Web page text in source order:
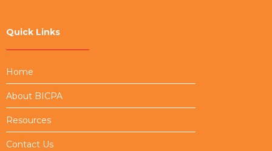
Quick Links
Home
About BICPA
Resources
Contact Us